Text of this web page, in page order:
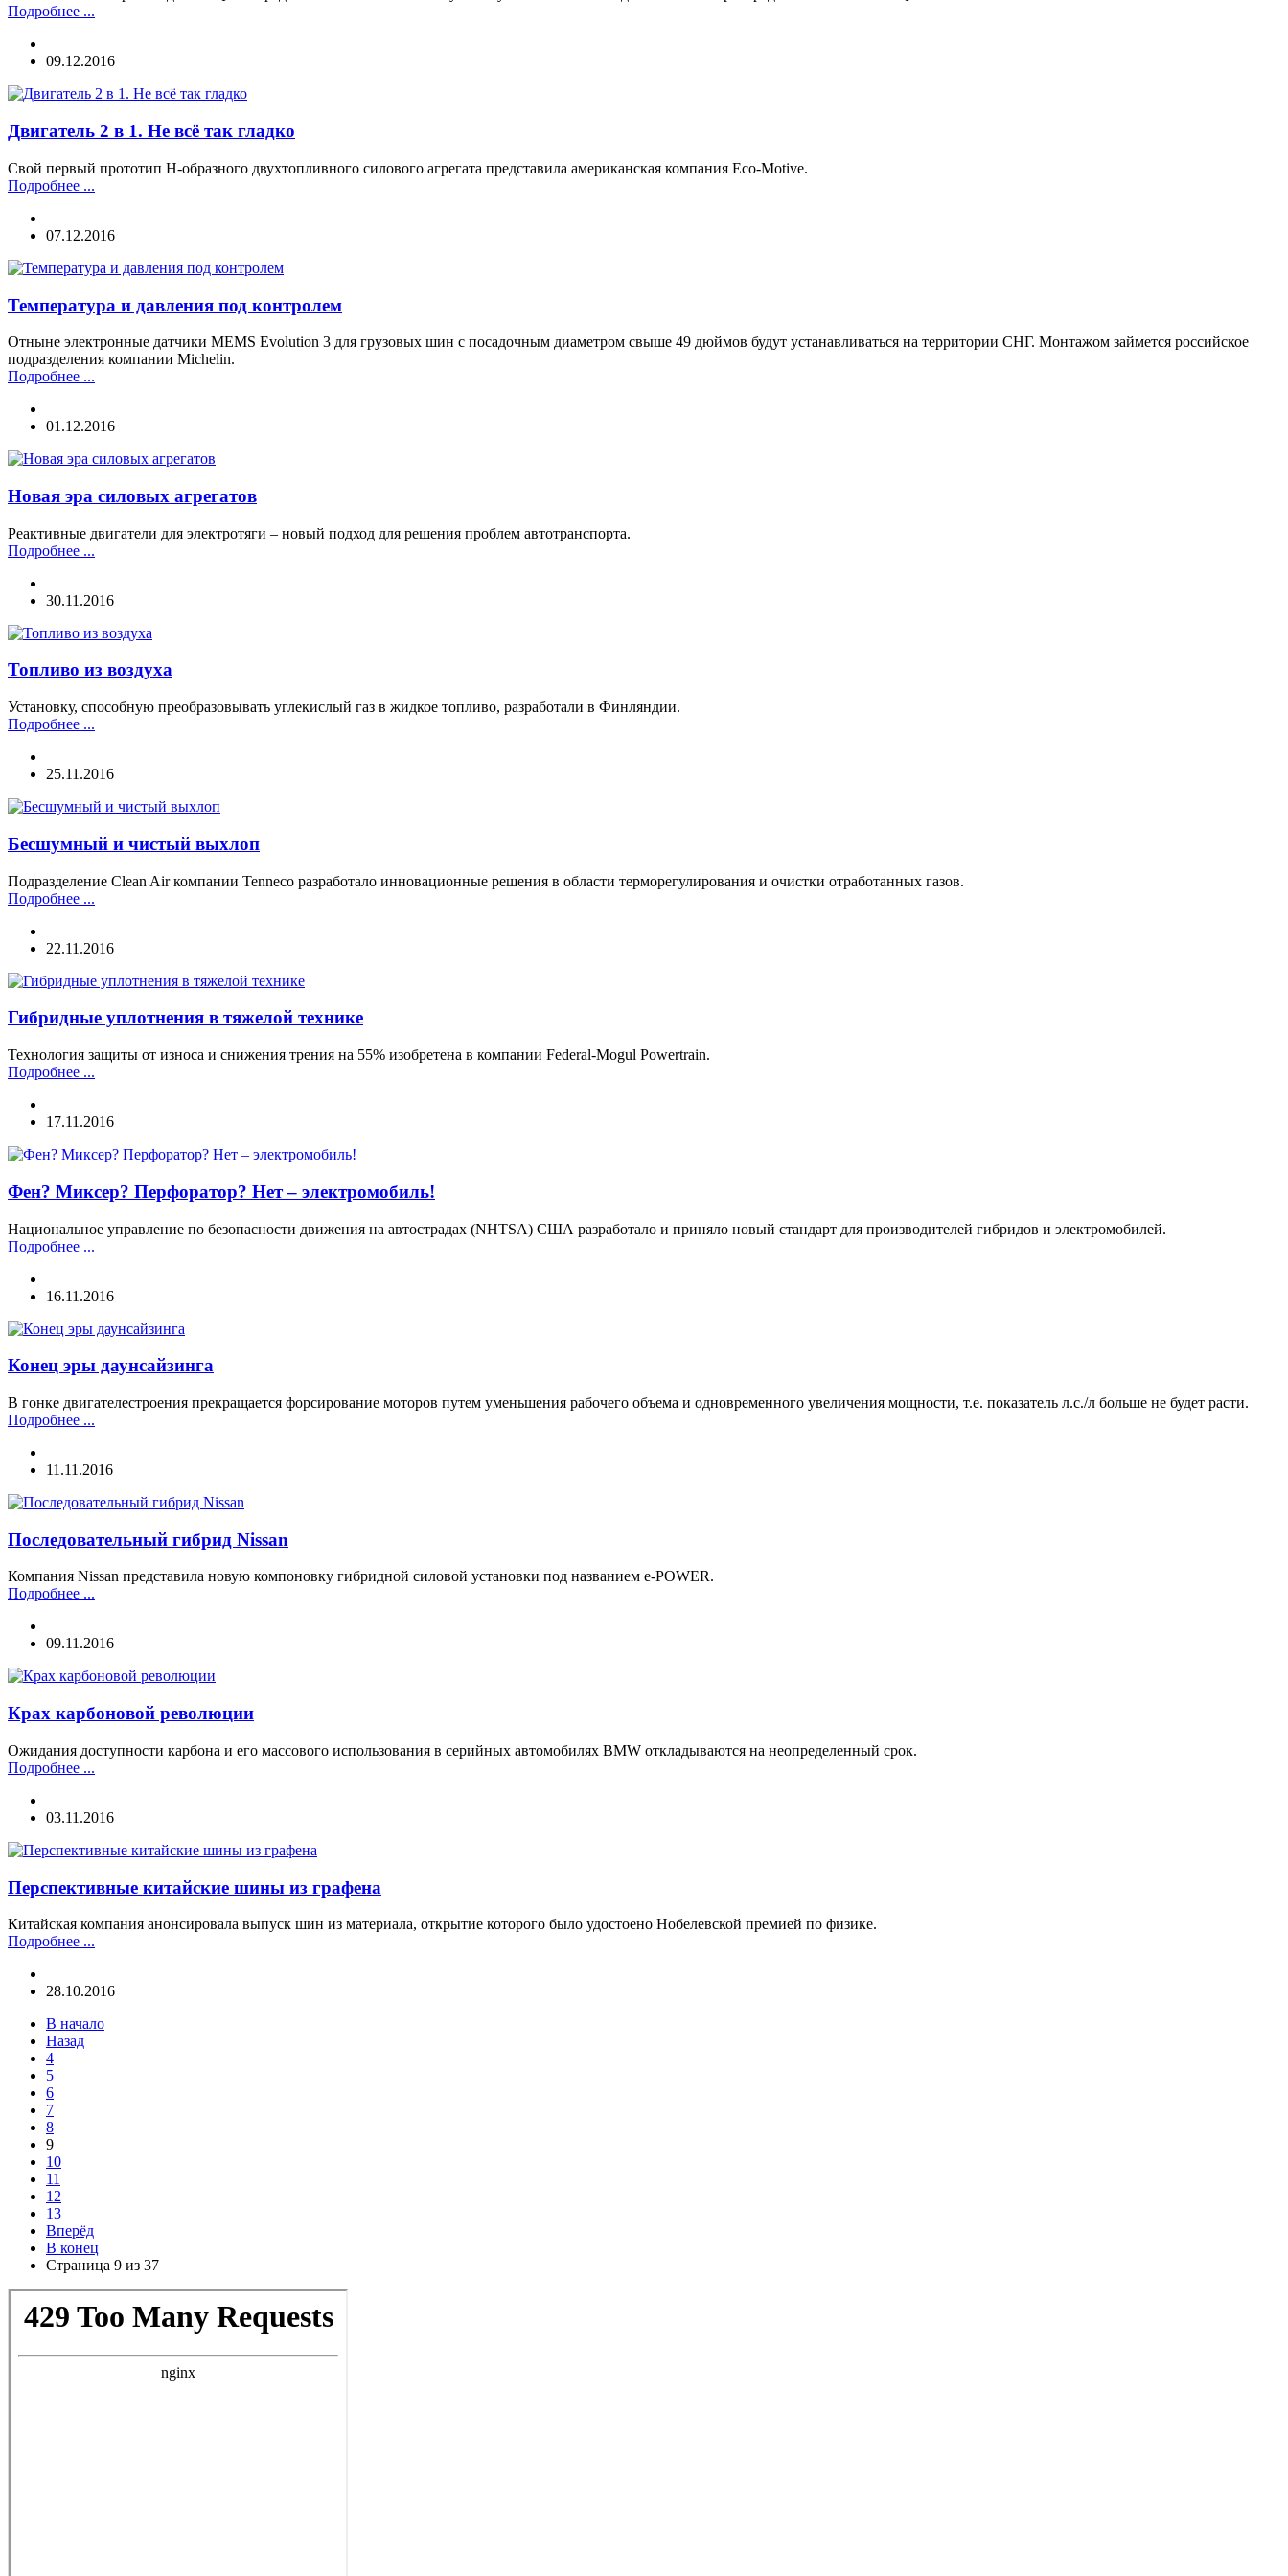
Подробнее ...
09.12.2016
Двигатель 2 в 1. Не всё так гладко
Свой первый прототип H-образного двухтопливного силового агрегата представила американская компания Eco-Motive.
Подробнее ...
07.12.2016
Температура и давления под контролем
Отныне электронные датчики MEMS Evolution 3 для грузовых шин с посадочным диаметром свыше 49 дюймов будут устанавливаться на территории СНГ. Монтажом займется российское
подразделения компании Michelin.
Подробнее ...
01.12.2016
Новая эра силовых агрегатов
Реактивные двигатели для электротяги – новый подход для решения проблем автотранспорта.
Подробнее ...
30.11.2016
Топливо из воздуха
Установку, способную преобразовывать углекислый газ в жидкое топливо, разработали в Финляндии.
Подробнее ...
25.11.2016
Бесшумный и чистый выхлоп
Подразделение Clean Air компании Tenneco разработало инновационные решения в области терморегулирования и очистки отработанных газов.
Подробнее ...
22.11.2016
Гибридные уплотнения в тяжелой технике
Технология защиты от износа и снижения трения на 55% изобретена в компании Federal-Mogul Powertrain.
Подробнее ...
17.11.2016
Фен? Миксер? Перфоратор? Нет – электромобиль!
Национальное управление по безопасности движения на автострадах (NHTSA) США разработало и приняло новый стандарт для производителей гибридов и электромобилей.
Подробнее ...
16.11.2016
Конец эры даунсайзинга
В гонке двигателестроения прекращается форсирование моторов путем уменьшения рабочего объема и одновременного увеличения мощности, т.е. показатель л.с./л больше не будет расти.
Подробнее ...
11.11.2016
Последовательный гибрид Nissan
Компания Nissan представила новую компоновку гибридной силовой установки под названием e-POWER.
Подробнее ...
09.11.2016
Крах карбоновой революции
Ожидания доступности карбона и его массового использования в серийных автомобилях BMW откладываются на неопределенный срок.
Подробнее ...
03.11.2016
Перспективные китайские шины из графена
Китайская компания анонсировала выпуск шин из материала, открытие которого было удостоено Нобелевской премией по физике.
Подробнее ...
28.10.2016
В начало
Назад
4
5
6
7
8
9
10
11
12
13
Вперёд
В конец
Страница 9 из 37